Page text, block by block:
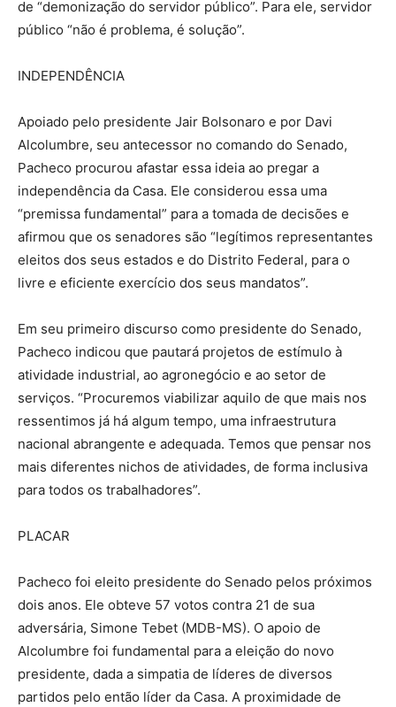
de “demonização do servidor público”. Para ele, servidor
público “não é problema, é solução”.
INDEPENDÊNCIA
Apoiado pelo presidente Jair Bolsonaro e por Davi
Alcolumbre, seu antecessor no comando do Senado,
Pacheco procurou afastar essa ideia ao pregar a
independência da Casa. Ele considerou essa uma
“premissa fundamental” para a tomada de decisões e
afirmou que os senadores são “legítimos representantes
eleitos dos seus estados e do Distrito Federal, para o
livre e eficiente exercício dos seus mandatos”.
Em seu primeiro discurso como presidente do Senado,
Pacheco indicou que pautará projetos de estímulo à
atividade industrial, ao agronegócio e ao setor de
serviços. “Procuremos viabilizar aquilo de que mais nos
ressentimos já há algum tempo, uma infraestrutura
nacional abrangente e adequada. Temos que pensar nos
mais diferentes nichos de atividades, de forma inclusiva
para todos os trabalhadores”.
PLACAR
Pacheco foi eleito presidente do Senado pelos próximos
dois anos. Ele obteve 57 votos contra 21 de sua
adversária, Simone Tebet (MDB-MS). O apoio de
Alcolumbre foi fundamental para a eleição do novo
presidente, dada a simpatia de líderes de diversos
partidos pelo então líder da Casa. A proximidade de